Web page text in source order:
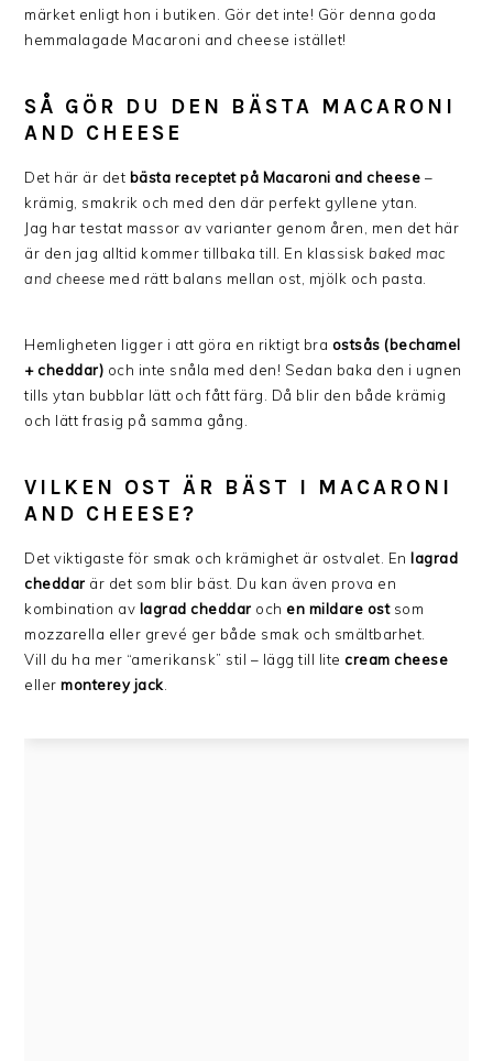
märket enligt hon i butiken. Gör det inte! Gör denna goda
hemmalagade Macaroni and cheese istället!
SÅ GÖR DU DEN BÄSTA MACARONI
AND CHEESE
Det här är det bästa receptet på Macaroni and cheese –
krämig, smakrik och med den där perfekt gyllene ytan.
Jag har testat massor av varianter genom åren, men det här
är den jag alltid kommer tillbaka till. En klassiskbaked mac
and cheese med rätt balans mellan ost, mjölk och pasta.
Hemligheten ligger i att göra en riktigt bra ostsås (bechamel
+ cheddar) och inte snåla med den! Sedan baka den i ugnen
tills ytan bubblar lätt och fått färg. Då blir den både krämig
och lätt frasig på samma gång.
VILKEN OST ÄR BÄST I MACARONI
AND CHEESE?
Det viktigaste för smak och krämighet är ostvalet. En lagrad
cheddar är det som blir bäst. Du kan även prova en
kombination av lagrad cheddar ochen mildare ostsom
mozzarella eller grevé ger både smak och smältbarhet.
Vill du ha mer “amerikansk” stil – lägg till litecream cheese
ellermonterey jack.